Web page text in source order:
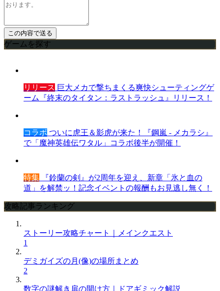
ゲームを探す
リリース 巨大メカで撃ちまくる爽快シューティングゲ
ーム『終末のタイタン：ラストラッシュ』リリース！
コラボ ついに虎王＆影虎が来た！『鋼嵐 - メカラシ』
で「魔神英雄伝ワタル」コラボ後半が開催！
特集 『鈴蘭の剣』が2周年を迎え、新章「氷と血の
道」を解禁ッ！記念イベントの報酬もお見逃し無く！
攻略記事ランキング
ストーリー攻略チャート｜メインクエスト
1
デミガイズの月(像)の場所まとめ
2
数字の謎解き扉の開け方｜ドアギミック解説